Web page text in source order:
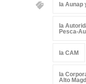
la Aunap
la
Pesca-
la CAM
la
Alto